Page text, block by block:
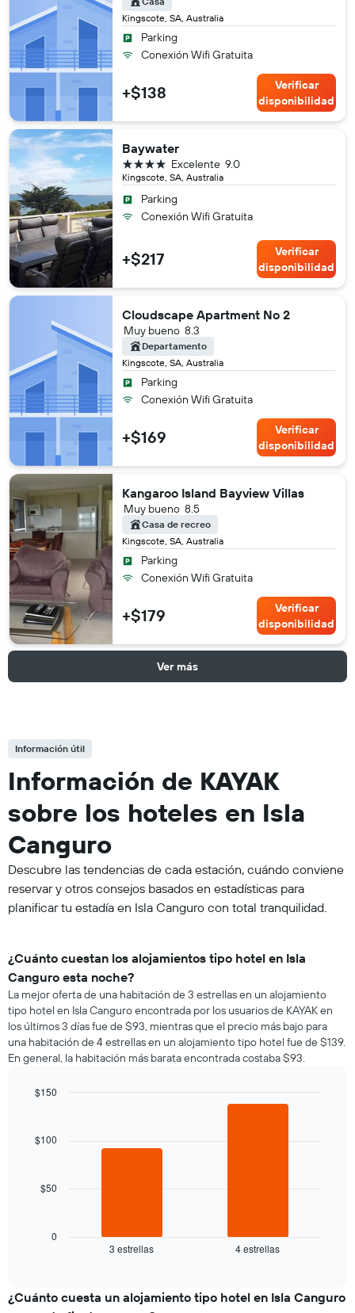
Kingscote, SA, Australia
Parking
Conexión Wifi Gratuita
+$138
Verificar
disponibilidad
Baywater
Kingscote, SA, Australia
9.0
Excelente
4 estrellas
Parking
Conexión Wifi Gratuita
+$217
Verificar
disponibilidad
Cloudscape Apartment No 2
Kingscote, SA, Australia
8.3
Muy bueno
Departamento
Parking
Conexión Wifi Gratuita
+$169
Verificar
disponibilidad
Kangaroo Island Bayview Villas
Kingscote, SA, Australia
8.5
Muy bueno
Casa de recreo
Parking
Conexión Wifi Gratuita
+$179
Verificar
disponibilidad
Ver más
Información útil
Información de KAYAK
sobre los hoteles en Isla
Canguro
Descubre las tendencias de cada estación, cuándo conviene
reservar y otros consejos basados en estadísticas para
planificar tu estadía en Isla Canguro con total tranquilidad.
¿Cuánto cuestan los alojamientos tipo hotel en Isla
Canguro esta noche?
La mejor oferta de una habitación de 3 estrellas en un alojamiento
tipo hotel en Isla Canguro encontrada por los usuarios de KAYAK en
los últimos 3 días fue de $93, mientras que el precio más bajo para
una habitación de 4 estrellas en un alojamiento tipo hotel fue de $139.
En general, la habitación más barata encontrada costaba $93.
with
muestra
de
3 estrellas 4 estrellas
0
$50
$100
$150
¿Cuánto cuesta un alojamiento tipo hotel en Isla Canguro